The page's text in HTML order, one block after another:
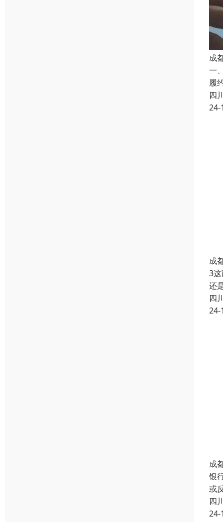
成
一
履
四
24-
成
3
还
四
24-
成
银
或
四
24-